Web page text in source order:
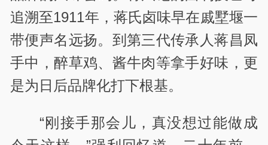
追溯至1911年，蒋氏卤味早在戚墅堰一
带便声名远扬。到第三代传承人蒋昌凤
手中，醉草鸡、酱牛肉等拿手好味，更
是为日后品牌化打下根基。
“刚接手那会儿，真没想过能做成